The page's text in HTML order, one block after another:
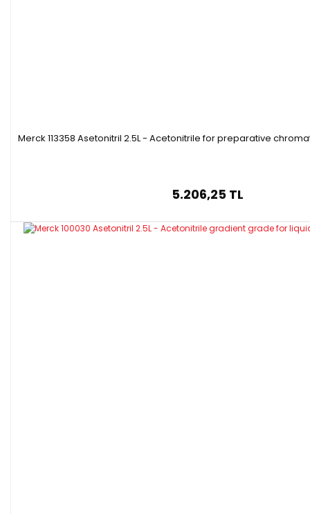
Merck 113358 Asetonitril 2.5L - Acetonitrile for preparative
5.206,25 TL